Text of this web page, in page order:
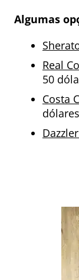
Algumas
Real
50
Costa